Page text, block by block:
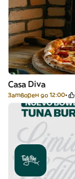
Casa Diva
Затворен до 12:00